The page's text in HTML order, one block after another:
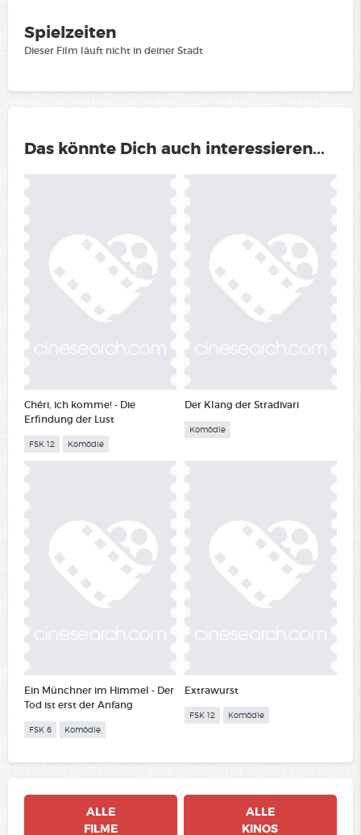
Spielzeiten
Dieser Film läuft nicht in deiner Stadt
Das könnte Dich auch interessieren...
Chéri, ich komme! - Die
Erfindung der Lust
FSK 12 Komödie
Der Klang der Stradivari
Komödie
Ein Münchner im Himmel - Der
Tod ist erst der Anfang
FSK 6 Komödie
Extrawurst
FSK 12 Komödie
ALLE
FILME
ALLE
KINOS